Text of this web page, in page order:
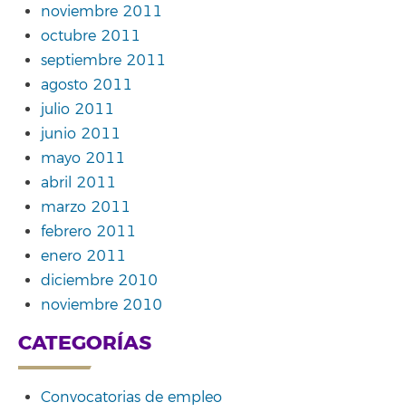
noviembre 2011
octubre 2011
septiembre 2011
agosto 2011
julio 2011
junio 2011
mayo 2011
abril 2011
marzo 2011
febrero 2011
enero 2011
diciembre 2010
noviembre 2010
CATEGORÍAS
Convocatorias de empleo